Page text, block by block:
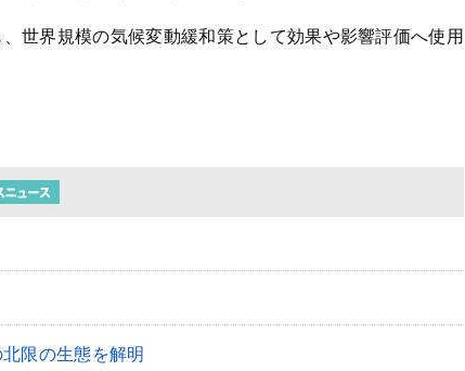
世界規模の気候変動緩和策として効果や影響評価へ使用
限の生態を解明